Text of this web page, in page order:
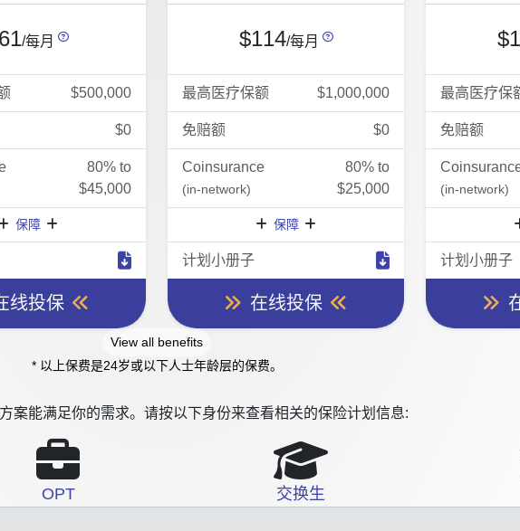
/每月
$500,000
$0
80% to
$45,000
保障
线投保
$114/每月
最高医疗保额 $1,000,000
免赔额 $0
Coinsurance
(in-network)
80% to
$25,000
保障
计划小册子
在线投保
最高医疗保
免赔额
(in-network)
计划小册子
View all benefits
* 以上保费是24岁或以下人士年龄层的保费。
案能满足你的需求。请按以下身份来查看相关的保险计划信息:
OPT 交换生